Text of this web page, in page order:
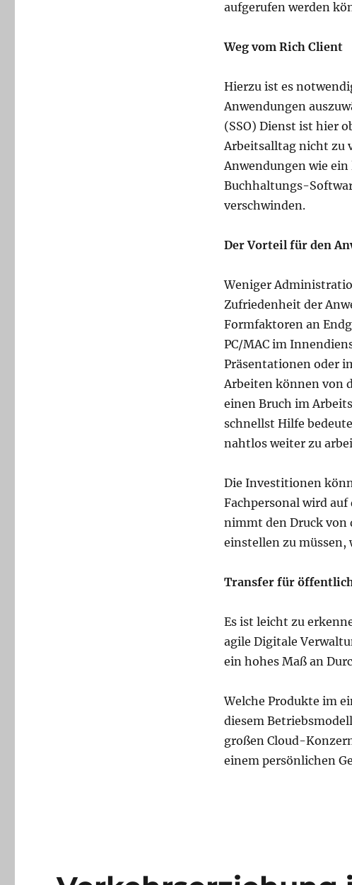
aufgerufen werden
Weg vom Rich Client
Hierzu ist es
Anwendungen
(SSO) Dienst ist hier
Arbeitsalltag nicht zu
Anwendungen wie
Buchhaltungs-
verschwinden.
Der Vorteil für den
Weniger
Zufriedenheit der
Formfaktoren an
PC/MAC im
Präsentationen oder
Arbeiten können von
einen Bruch im
schnellst Hilfe
nahtlos weiter zu
Die Investitionen
Fachpersonal wird
nimmt den Druck von
einstellen zu
Transfer für
Es ist leicht zu
agile Digitale
ein hohes Maß an
Welche Produkte im
diesem
großen Cloud-
einem persönlichen